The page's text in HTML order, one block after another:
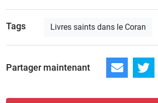
Tags Livres saints dans le Coran
Partager maintenant